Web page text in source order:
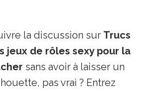
la discussion sur Trucs
jeux de rôles sexy pour la
sans avoir à laisser un
pas vrai ? Entrez